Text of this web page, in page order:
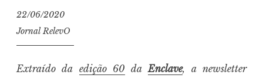
22/06/2020
Jornal RelevO
Extraído da edição 60 daEnclave, a newsletter